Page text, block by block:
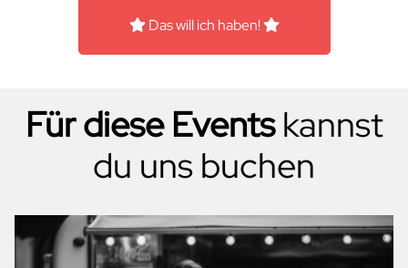
Das will ich haben!
Für diese Eventskannst
du uns buchen